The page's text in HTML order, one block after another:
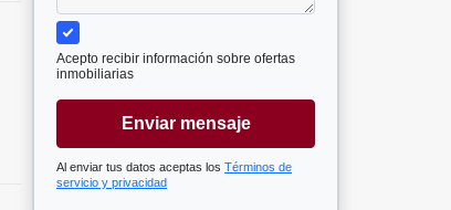
Acepto recibir información sobre ofertas
inmobiliarias
Enviar mensaje
Al enviar tus datos aceptas los Términos de
servicio y privacidad